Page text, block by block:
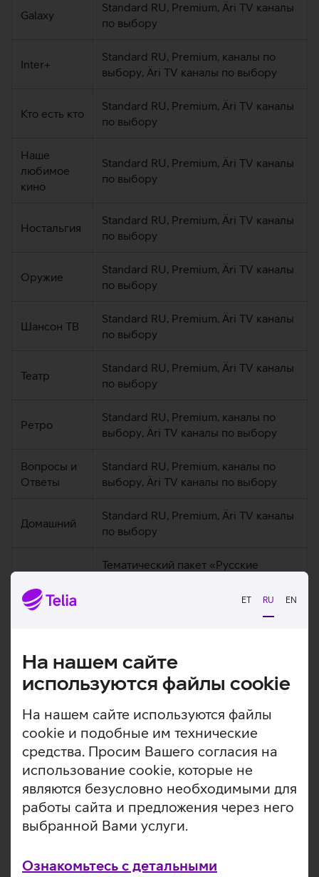
ET RU EN
На нашем сайте
используются файлы cookie
На нашем сайте используются файлы
cookie и подобные им технические
средства. Просим Вашего согласия на
использование cookie, которые не
являются безусловно необходимыми для
работы сайта и предложения через него
выбранной Вами услуги.
Ознакомьтесь с детальными
Galaxy
Standard RU, Premium, Äri TV каналы
по выбору
Inter+
Standard RU, Premium, каналы по
выбору, Äri TV каналы по выбору
Кто есть кто
Standard RU, Premium, Äri TV каналы
по выбору
Наше
любимое
кино
Standard RU, Premium, Äri TV каналы
по выбору
Ностальгия
Standard RU, Premium, Äri TV каналы
по выбору
Оружие
Standard RU, Premium, Äri TV каналы
по выбору
Шансон ТВ
Standard RU, Premium, Äri TV каналы
по выбору
Театр
Standard RU, Premium, Äri TV каналы
по выбору
Ретро
Standard RU, Premium, каналы по
выбору, Äri TV каналы по выбору
Вопросы и
Ответы
Standard RU, Premium, каналы по
выбору, Äri TV каналы по выбору
Домашний
Standard RU, Premium, Äri TV каналы
по выбору
Тематический пакет «Русские
выбору, Äri TV каналы по выбору
Удаление непопулярных каналов позволит пополнить
услугу Telia TV свежим и интересным контентом. В
качестве первого обновления в выборе Telia TV уже с 1
июля появится телеканал 1+2, который предлагает
зрителям мистику, захватывающие фильмы и сериалы.
Клиенты Telia TV могут с удобством контролировать
заказанные пакеты каналов и каналы по выборув
самообслуживании Telia .
Помимо телеканалов, Telia TV предлагает массу
заказчики пакетов Standard и Premium имеют доступ к